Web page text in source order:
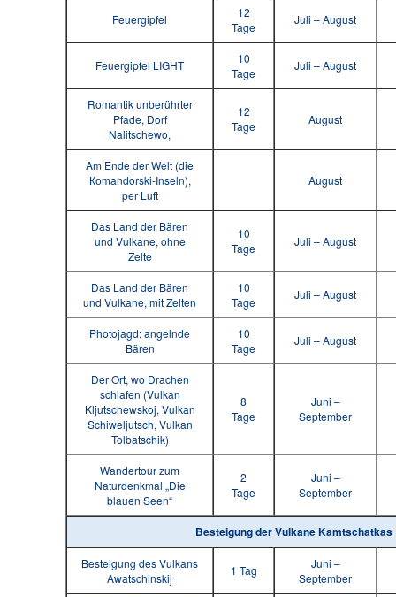
Feuergipfel
12
Tage
Juli – August
Feuergipfel LIGHT
10
Tage
Juli – August
Romantik unberührter
Pfade, Dorf
Nalitschewo,
12
Tage
August
Am Ende der Welt (die
Коmandorski-Inseln),
per Luft
August
Das Land der Bären
und Vulkane, ohne
Zelte
10
Tage
Juli – August
Das Land der Bären
und Vulkane, mit Zelten
10
Tage
Juli – August
Photojagd: angelnde
Bären
10
Tage
Juli – August
Der Ort, wo Drachen
schlafen (Vulkan
Kljutschewskoj, Vulkan
Schiweljutsch, Vulkan
Tolbatschik)
8
Tage
Juni –
September
Wandertour zum
Naturdenkmal „Die
blauen Seen“
2
Tage
Juni –
September
Besteigung der Vulkane Kamtschatkas
Besteigung des Vulkans
Awatschinskij
1 Tag
Juni –
September